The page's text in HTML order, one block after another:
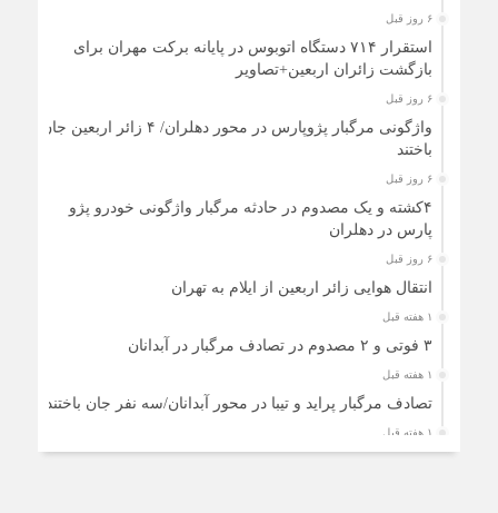
۶ روز قبل
استقرار ۷۱۴ دستگاه اتوبوس در پایانه برکت مهران برای
بازگشت زائران اربعین+تصاویر
۶ روز قبل
واژگونی مرگبار پژوپارس در محور دهلران/ ۴ زائر اربعین جان
باختند
۶ روز قبل
۴کشته و یک مصدوم در حادثه مرگبار واژگونی خودرو پژو
پارس در دهلران
۶ روز قبل
انتقال هوایی زائر اربعین از ایلام به تهران
۱ هفته قبل
۳ فوتی و ۲ مصدوم در تصادف مرگبار در آبدانان
۱ هفته قبل
تصادف مرگبار پراید و تیبا در محور آبدانان/سه نفر جان باختند
۱ هفته قبل